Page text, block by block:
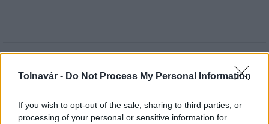
Tolnavár - Do Not Process My Personal Information
If you wish to opt-out of the sale, sharing to third parties, or
processing of your personal or sensitive information for